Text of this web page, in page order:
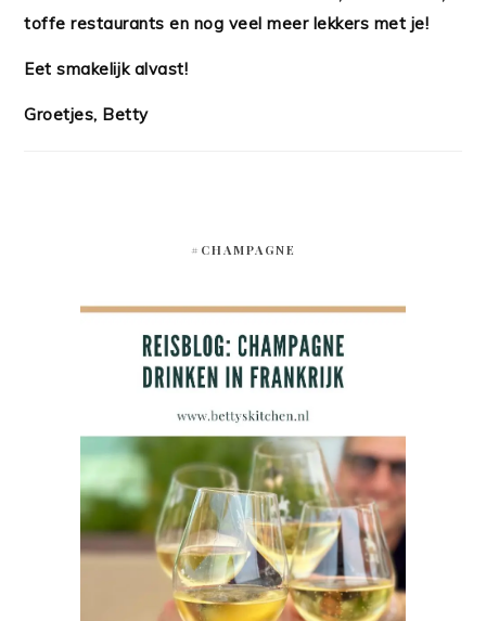
toffe restaurants en nog veel meer lekkers met je!
Eet smakelijk alvast!
Groetjes, Betty
#CHAMPAGNE